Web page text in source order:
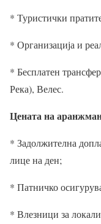
* Туристички
* Организација и
* Бесплатен
Река), Велес.
Цената на
* Задолжителна
лице на ден;
* Патничко
* Влезници за